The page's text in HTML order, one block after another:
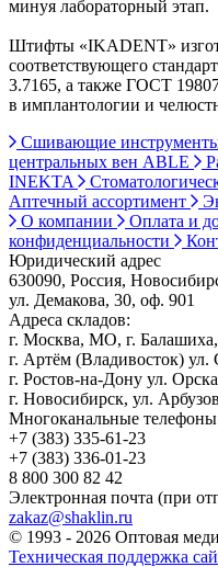
минуя лабораторный этап.
Штифты «IKADENT»
соответствующего
3.7165, а также ГОСТ
в имплантологии и
Сшивающие
центральных вен ABLE
INEKTA
Аптечный ассортимент
О компании
Оплата и
конфиденциальности
Юридический адрес
630090, Россия,
ул. Демакова, 30, оф. 901
Адреса складов:
г. Москва, МО, г.
г. Артём (Владивосток) ул.
г. Ростов-на-Дону ул.
г. Новосибирск, ул.
Многоканальные телефоны
+7 (383) 335-61-23
+7 (383) 336-01-23
8 800 300 82 42
Электронная почта (при
zakaz@shaklin.ru
© 1993 - 2026 Оптовая
Техническая поддержка